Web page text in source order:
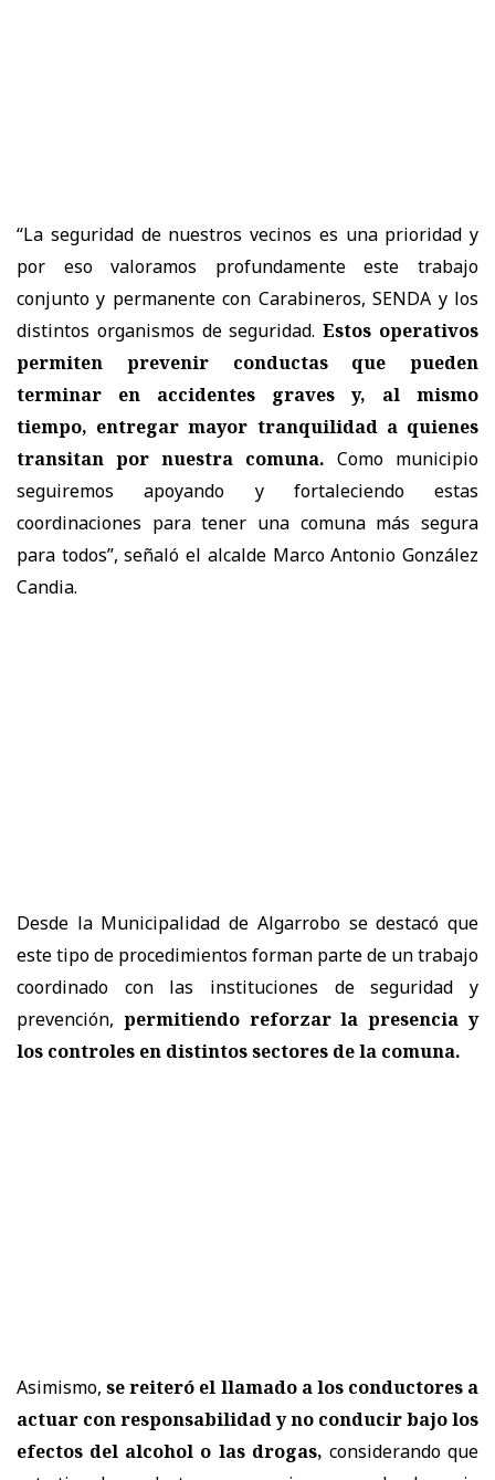
“La seguridad de nuestros vecinos es una prioridad y
por eso valoramos profundamente este trabajo
conjunto y permanente con Carabineros, SENDA y los
distintos organismos de seguridad.Estos operativos
permiten prevenir conductas que pueden
terminar en accidentes graves y, al mismo
tiempo, entregar mayor tranquilidad a quienes
transitan por nuestra comuna. Como municipio
seguiremos apoyando y fortaleciendo estas
coordinaciones para tener una comuna más segura
para todos”, señaló el alcalde Marco Antonio González
Candia.
Desde la Municipalidad de Algarrobo se destacó que
este tipo de procedimientos forman parte de un trabajo
coordinado con las instituciones de seguridad y
prevención, permitiendo reforzar la presencia y
los controles en distintos sectores de la comuna.
Asimismo,se reiteró el llamado a los conductores a
actuar con responsabilidad y no conducir bajo los
efectos del alcohol o las drogas, considerando que